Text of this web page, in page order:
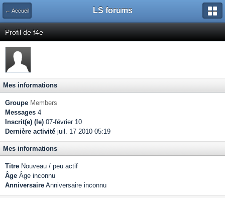
← Accueil LS forums
Profil de f4e
Mes informations
Groupe Members
Messages 4
Inscrit(e) (le) 07-février 10
Dernière activité juil. 17 2010 05:19
Mes informations
Titre Nouveau / peu actif
Âge Âge inconnu
Anniversaire Anniversaire inconnu